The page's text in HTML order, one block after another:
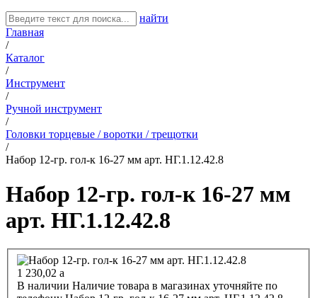
найти
Главная
/
Каталог
/
Инструмент
/
Ручной инструмент
/
Головки торцевые / воротки / трещотки
/
Набор 12-гр. гол-к 16-27 мм арт. НГ.1.12.42.8
Набор 12-гр. гол-к 16-27 мм
арт. НГ.1.12.42.8
1 230,02 a
В наличии Наличие товара в магазинах уточняйте по